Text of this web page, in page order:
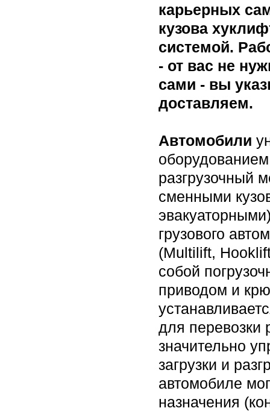
карьерных
кузова
системой.
- от вас не
сами - вы
доставляем.
Автомобили
разгрузочный
сменными
грузового
(Multilift,
собой
приводом и
для перевозки
значительно
загрузки и
автомобиле
назначения